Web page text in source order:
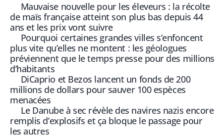
Mauvaise nouvelle pour les éleveurs : la récolte
de maïs française atteint son plus bas depuis 44
ans et les prix vont suivre
Pourquoi certaines grandes villes s’enfoncent
plus vite qu’elles ne montent : les géologues
préviennent que le temps presse pour des millions
d’habitants
DiCaprio et Bezos lancent un fonds de 200
millions de dollars pour sauver 100 espèces
menacées
Le Danube à sec révèle des navires nazis encore
remplis d’explosifs et ça bloque le passage pour
les autres